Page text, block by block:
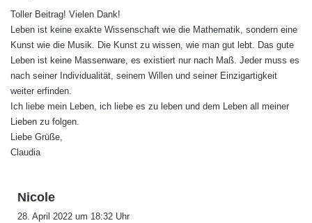
t
:
Toller Beitrag! Vielen Dank!
Leben ist keine exakte Wissenschaft wie die Mathematik, sondern eine
Kunst wie die Musik. Die Kunst zu wissen, wie man gut lebt. Das gute
Leben ist keine Massenware, es existiert nur nach Maß. Jeder muss es
nach seiner Individualität, seinem Willen und seiner Einzigartigkeit
weiter erfinden.
Ich liebe mein Leben, ich liebe es zu leben und dem Leben all meiner
Lieben zu folgen.
Liebe Grüße,
Claudia
Nicole
a
28. April 2022 um 18:32 Uhr